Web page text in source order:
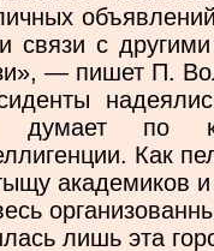
связи с
— пишет П.
думает по
Как
академиков и
лишь эта